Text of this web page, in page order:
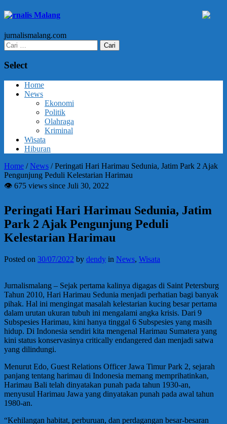
Jurnalis Malang
jurnalismalang.com
Cari
untuk:
Select
Home
News
Ekonomi
Politik
Olahraga
Kriminal
Wisata
Hiburan
Home /News /Peringati Hari Harimau Sedunia, Jatim Park 2 Ajak
Pengunjung Peduli Kelestarian Harimau
👁 675 views since Juli 30, 2022
Peringati Hari Harimau Sedunia, Jatim
Park 2 Ajak Pengunjung Peduli
Kelestarian Harimau
Posted on 30/07/2022 by dendy in News, Wisata
Jurnalismalang – Sejak pertama kalinya digagas di Saint Petersburg
Tahun 2010, Hari Harimau Sedunia menjadi perhatian bagi banyak
pihak. Hal ini mengingat masalah kelestarian kucing besar pertama
dalam urutan ukuran tubuh ini mengalami angka krisis. Dari 9
Subspesies Harimau, kini hanya tinggal 6 Subspesies yang masih
hidup. Di Indonesia sendiri kita mengenal Harimau Sumatera yang
kini status konservasinya critically endangered dan menjadi satwa
yang dilindungi.
Menurut Edo, Guest Relations Officer Jawa Timur Park 2, sejarah
panjang tentang harimau di Indonesia memang memprihatinkan,
Harimau Bali telah dinyatakan punah pada tahun 1930-an,
menyusul Harimau Jawa yang dinyatakan punah pada awal tahun
1980-an.
“Kehilangan habitat, perburuan, dan perdagangan besar-besaran